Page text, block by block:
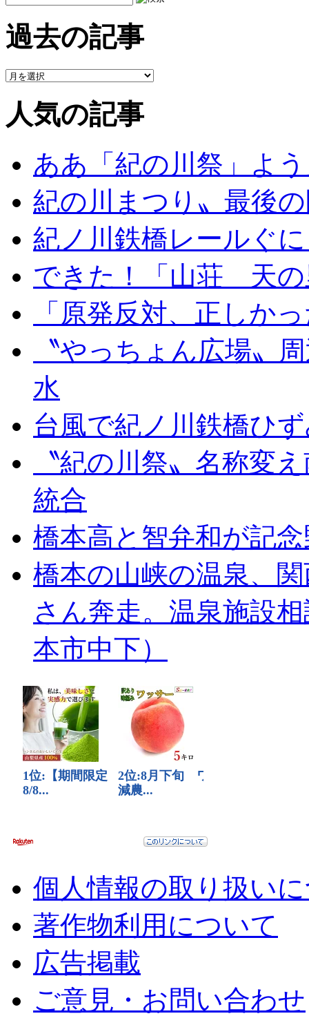
過去の記事
人気の記事
ああ「紀の川祭」よ
紀の川まつり〟最後
紀ノ川鉄橋レールぐ
できた！「山荘 天の
「原発反対、正しか
〝やっちょん広場〟
水
台風で紀ノ川鉄橋ひ
〝紀の川祭〟名称変
統合
橋本高と智弁和が記
橋本の山峡の温泉、
さん奔走。温泉施設
本市中下）
個人情報の取り扱い
著作物利用について
広告掲載
ご意見・お問い合わせ